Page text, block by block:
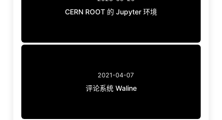
CERN ROOT 的 Jupyter 环境
2021-04-07
评论系统 Waline